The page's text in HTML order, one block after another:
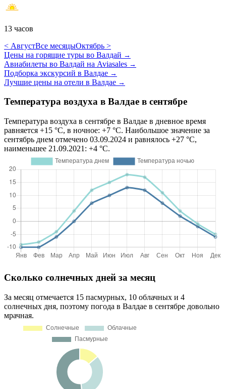
13 часов
< АвгустВсе месяцыОктябрь >
Цены на горящие туры во Валдай →
Авиабилеты во Валдай на Aviasales →
Подборка экскурсий в Валдае →
Лучшие цены на отели в Валдае →
Температура воздуха в Валдае в сентябре
Температура воздуха в сентябре в Валдае в дневное время
равняется +15 °C, в ночное: +7 °C. Наибольшое значение за
сентябрь днем отмечено 03.09.2024 и равнялось +27 °C,
наименьшее 21.09.2021: +4 °C.
Сколько солнечных дней за месяц
За месяц отмечается 15 пасмурных, 10 облачных и 4
солнечных дня, поэтому погода в Валдае в сентябре довольно
мрачная.